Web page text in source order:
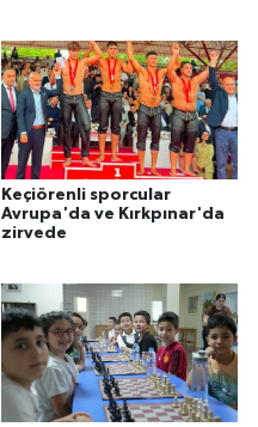
Keçiörenli sporcular
Avrupa'da ve Kırkpınar'da
zirvede